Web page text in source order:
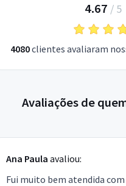
4.67 / 5
4080clientes avaliaram
Avaliações de
Ana Paula avaliou:
Fui muito bem atendida